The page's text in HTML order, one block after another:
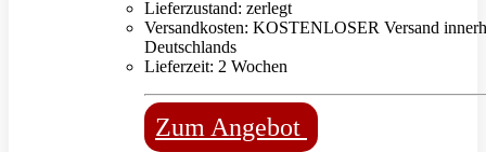
Lieferzustand: zerlegt
Versandkosten: KOSTENLOSER Versand
Deutschlands
Lieferzeit: 2 Wochen
Zum Angebot